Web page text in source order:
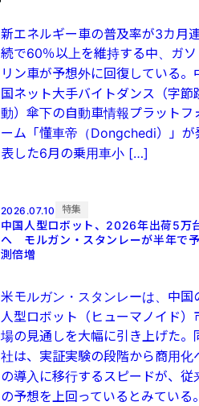
新エネルギー車の普及率が3カ月
続で60％以上を維持する中、ガソ
リン車が予想外に回復している。
国ネット大手バイトダンス（字節
動）傘下の自動車情報プラットフ
ーム「懂車帝（Dongchedi）」が
表した6月の乗用車小 […]
2026.07.10 特集
中国人型ロボット、2026年出荷5万
へ モルガン・スタンレーが半年で
測倍増
米モルガン・スタンレーは、中国
人型ロボット（ヒューマノイド）
場の見通しを大幅に引き上げた。
社は、実証実験の段階から商用化
の導入に移行するスピードが、従
の予想を上回っているとみている